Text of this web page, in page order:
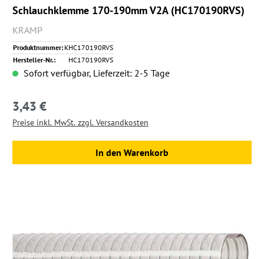
Schlauchklemme 170-190mm V2A (HC170190RVS)
KRAMP
Produktnummer: KHC170190RVS
Hersteller-Nr.:
HC170190RVS
Sofort verfügbar, Lieferzeit: 2-5 Tage
Regulärer Preis:
3,43 €
Preise inkl. MwSt. zzgl. Versandkosten
In den Warenkorb